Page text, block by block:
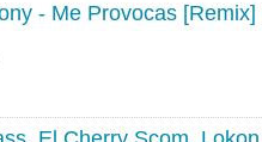
- Me Provocas [Remix]